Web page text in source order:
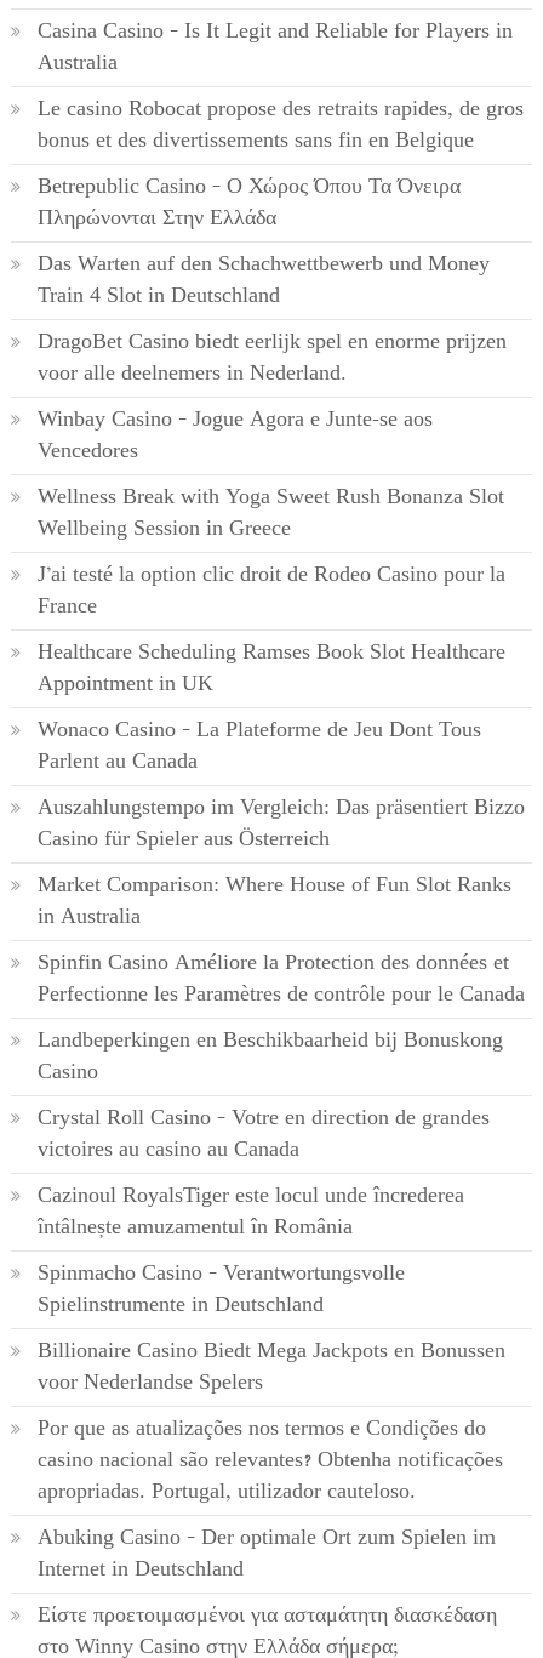
Casina Casino – Is It Legit and Reliable for Players in
Australia
Le casino Robocat propose des retraits rapides, de gros
bonus et des divertissements sans fin en Belgique
Betrepublic Casino – Ο Χώρος Όπου Τα Όνειρα
Πληρώνονται Στην Ελλάδα
Das Warten auf den Schachwettbewerb und Money
Train 4 Slot in Deutschland
DragoBet Casino biedt eerlijk spel en enorme prijzen
voor alle deelnemers in Nederland.
Winbay Casino – Jogue Agora e Junte-se aos
Vencedores
Wellness Break with Yoga Sweet Rush Bonanza Slot
Wellbeing Session in Greece
J’ai testé la option clic droit de Rodeo Casino pour la
France
Healthcare Scheduling Ramses Book Slot Healthcare
Appointment in UK
Wonaco Casino – La Plateforme de Jeu Dont Tous
Parlent au Canada
Auszahlungstempo im Vergleich: Das präsentiert Bizzo
Casino für Spieler aus Österreich
Market Comparison: Where House of Fun Slot Ranks
in Australia
Spinfin Casino Améliore la Protection des données et
Perfectionne les Paramètres de contrôle pour le Canada
Landbeperkingen en Beschikbaarheid bij Bonuskong
Casino
Crystal Roll Casino – Votre en direction de grandes
victoires au casino au Canada
Cazinoul RoyalsTiger este locul unde încrederea
întâlnește amuzamentul în România
Spinmacho Casino – Verantwortungsvolle
Spielinstrumente in Deutschland
Billionaire Casino Biedt Mega Jackpots en Bonussen
voor Nederlandse Spelers
Por que as atualizações nos termos e Condições do
casino nacional são relevantes? Obtenha notificações
apropriadas. Portugal, utilizador cauteloso.
Abuking Casino – Der optimale Ort zum Spielen im
Internet in Deutschland
Είστε προετοιμασμένοι για ασταμάτητη διασκέδαση
στο Winny Casino στην Ελλάδα σήμερα;